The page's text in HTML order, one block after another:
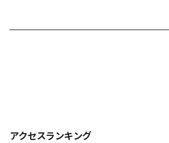
アクセスランキング